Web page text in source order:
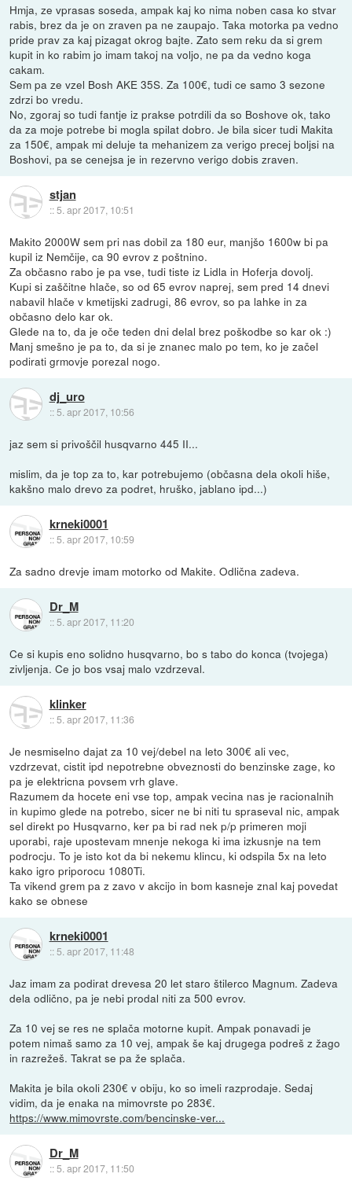
Hmja, ze vprasas soseda, ampak kaj ko nima noben casa ko stvar
rabis, brez da je on zraven pa ne zaupajo. Taka motorka pa vedno
pride prav za kaj pizagat okrog bajte. Zato sem reku da si grem
kupit in ko rabim jo imam takoj na voljo, ne pa da vedno koga
cakam.
Sem pa ze vzel Bosh AKE 35S. Za 100€, tudi ce samo 3 sezone
zdrzi bo vredu.
No, zgoraj so tudi fantje iz prakse potrdili da so Boshove ok, tako
da za moje potrebe bi mogla spilat dobro. Je bila sicer tudi Makita
za 150€, ampak mi deluje ta mehanizem za verigo precej boljsi na
Boshovi, pa se cenejsa je in rezervno verigo dobis zraven.
stjan
::5. apr 2017, 10:51
Makito 2000W sem pri nas dobil za 180 eur, manjšo 1600w bi pa
kupil iz Nemčije, ca 90 evrov z poštnino.
Za občasno rabo je pa vse, tudi tiste iz Lidla in Hoferja dovolj.
Kupi si zaščitne hlače, so od 65 evrov naprej, sem pred 14 dnevi
nabavil hlače v kmetijski zadrugi, 86 evrov, so pa lahke in za
občasno delo kar ok.
Glede na to, da je oče teden dni delal brez poškodbe so kar ok :)
Manj smešno je pa to, da si je znanec malo po tem, ko je začel
podirati grmovje porezal nogo.
dj_uro
:: 5. apr 2017, 10:56
jaz sem si privoščil husqvarno 445 II...
mislim, da je top za to, kar potrebujemo (občasna dela okoli hiše,
kakšno malo drevo za podret, hruško, jablano ipd...)
krneki0001
::5. apr 2017, 10:59
Za sadno drevje imam motorko od Makite. Odlična zadeva.
Dr_M
:: 5. apr 2017, 11:20
Ce si kupis eno solidno husqvarno, bo s tabo do konca (tvojega)
zivljenja. Ce jo bos vsaj malo vzdrzeval.
klinker
::5. apr 2017, 11:36
Je nesmiselno dajat za 10 vej/debel na leto 300€ ali vec,
vzdrzevat, cistit ipd nepotrebne obveznosti do benzinske zage, ko
pa je elektricna povsem vrh glave.
Razumem da hocete eni vse top, ampak vecina nas je racionalnih
in kupimo glede na potrebo, sicer ne bi niti tu spraseval nic, ampak
sel direkt po Husqvarno, ker pa bi rad nek p/p primeren moji
uporabi, raje upostevam mnenje nekoga ki ima izkusnje na tem
podrocju. To je isto kot da bi nekemu klincu, ki odspila 5x na leto
kako igro priporocu 1080Ti.
Ta vikend grem pa z zavo v akcijo in bom kasneje znal kaj povedat
kako se obnese
krneki0001
:: 5. apr 2017, 11:48
Jaz imam za podirat drevesa 20 let staro štilerco Magnum. Zadeva
dela odlično, pa je nebi prodal niti za 500 evrov.
Za 10 vej se res ne splača motorne kupit. Ampak ponavadi je
potem nimaš samo za 10 vej, ampak še kaj drugega podreš z žago
in razrežeš. Takrat se pa že splača.
Makita je bila okoli 230€ v obiju, ko so imeli razprodaje. Sedaj
vidim, da je enaka na mimovrste po 283€.
https://www.mimovrste.com/bencinske-ver...
Dr_M
::5. apr 2017, 11:50